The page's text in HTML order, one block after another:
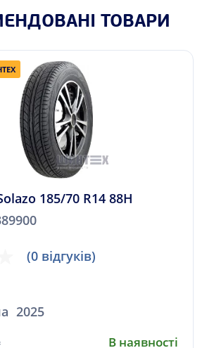
ТОВАРИ
185/70 R14 88H
(0 відгуків)
2025
В наявності